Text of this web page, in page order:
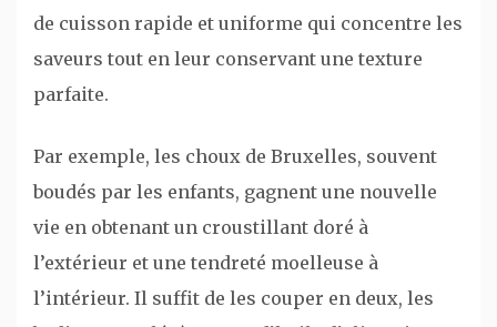
de cuisson rapide et uniforme qui concentre les
saveurs tout en leur conservant une texture
parfaite.
Par exemple, les choux de Bruxelles, souvent
boudés par les enfants, gagnent une nouvelle
vie en obtenant un croustillant doré à
l’extérieur et une tendreté moelleuse à
l’intérieur. Il suffit de les couper en deux, les